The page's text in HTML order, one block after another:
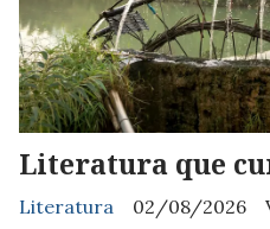
Literatura que
Literatura
02/08/2026